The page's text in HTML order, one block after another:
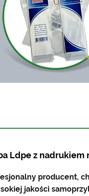
Ldpe z nadrukiem
producent,
jakości